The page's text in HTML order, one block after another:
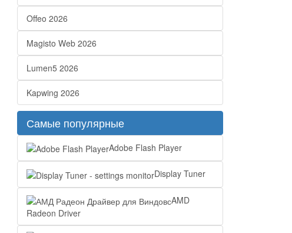
Offeo 2026
Magisto Web 2026
Lumen5 2026
Kapwing 2026
Самые популярные
Adobe Flash Player
Display Tuner
AMD
Radeon Driver